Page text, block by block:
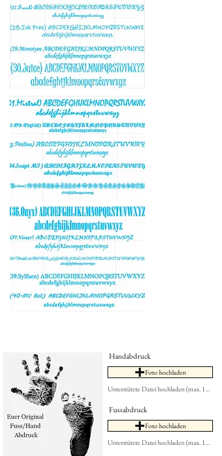
Handabdruck
Foto hochladen
Unterstützte Datei hochladen (max. 15MB)
Fussabdruck
Foto hochladen
Unterstützte Datei hochladen (max. 15MB)